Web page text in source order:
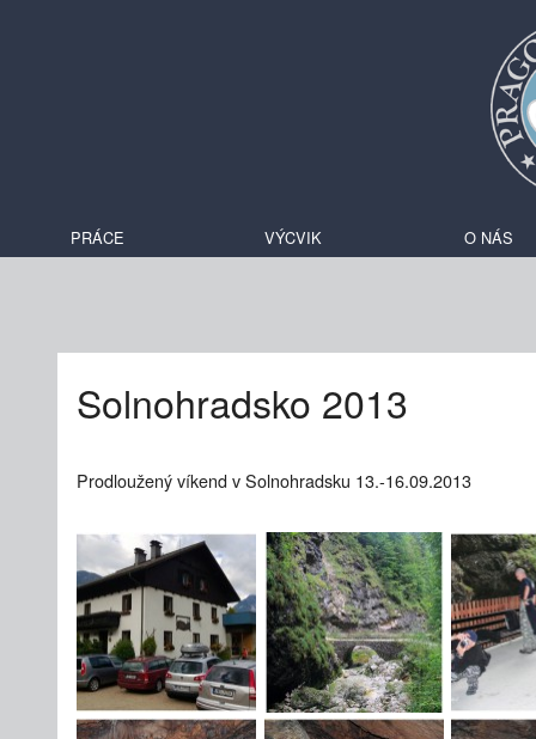
PRÁCE VÝCVIK O NÁS
Solnohradsko 2013
Prodloužený víkend v Solnohradsku 13.-16.09.2013